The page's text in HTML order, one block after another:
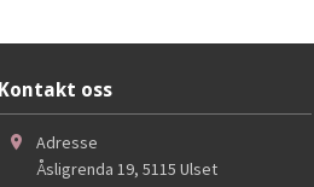
Kontakt oss
Adresse
Åsligrenda 19, 5115 Ulset